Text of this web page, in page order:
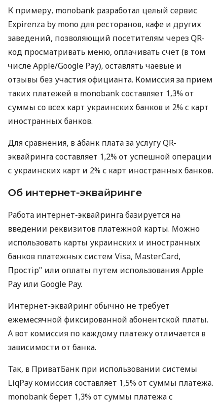
К примеру, monobank разработал целый сервис
Expirenza by mono для ресторанов, кафе и других
заведений, позволяющий посетителям через QR-
код просматривать меню, оплачивать счет (в том
числе Apple/Google Pay), оставлять чаевые и
отзывы без участия официанта. Комиссия за прием
таких платежей в monobank составляет 1,3% от
суммы со всех карт украинских банков и 2% с карт
иностранных банков.
Для сравнения, в àбанк плата за услугу QR-
эквайринга составляет 1,2% от успешной операции
с украинских карт и 2% с карт иностранных банков.
Об интернет-эквайринге
Работа интернет-эквайринга базируется на
введении реквизитов платежной карты. Можно
использовать карты украинских и иностранных
банков платежных систем Visa, MasterCard,
Простір" или оплаты путем использования Apple
Pay или Google Pay.
Интернет-эквайринг обычно не требует
ежемесячной фиксированной абонентской платы.
А вот комиссия по каждому платежу отличается в
зависимости от банка.
Так, в ПриватБанк при использовании системы
LiqPay комиссия составляет 1,5% от суммы платежа.
monobank берет 1,3% от суммы платежа с